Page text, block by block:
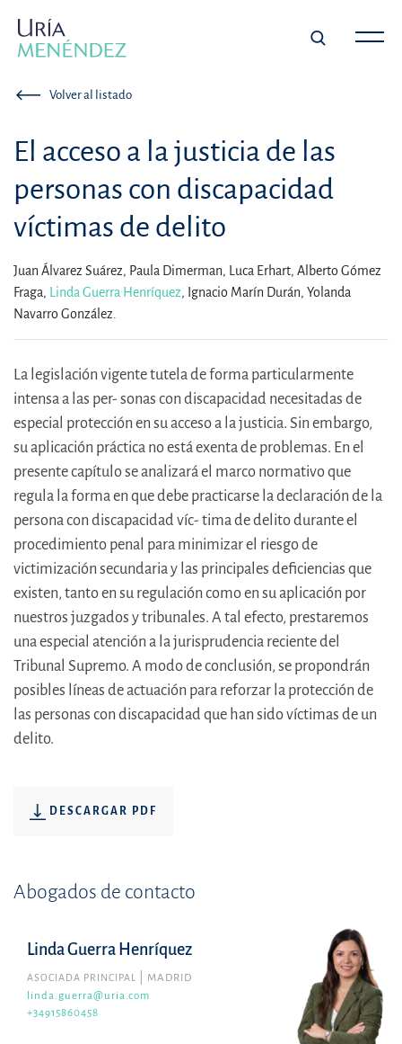
Volver al listado
El acceso a la justicia de las
personas con discapacidad
víctimas de delito
Juan Álvarez Suárez, Paula Dimerman, Luca Erhart, Alberto Gómez
Fraga, Linda Guerra Henríquez, Ignacio Marín Durán, Yolanda
Navarro González.
La legislación vigente tutela de forma particularmente
intensa a las per- sonas con discapacidad necesitadas de
especial protección en su acceso a la justicia. Sin embargo,
su aplicación práctica no está exenta de problemas. En el
presente capítulo se analizará el marco normativo que
regula la forma en que debe practicarse la declaración de la
persona con discapacidad víc- tima de delito durante el
procedimiento penal para minimizar el riesgo de
victimización secundaria y las principales deficiencias que
existen, tanto en su regulación como en su aplicación por
nuestros juzgados y tribunales. A tal efecto, prestaremos
una especial atención a la jurisprudencia reciente del
Tribunal Supremo. A modo de conclusión, se propondrán
posibles líneas de actuación para reforzar la protección de
las personas con discapacidad que han sido víctimas de un
delito.
DESCARGAR PDF
Abogados de contacto
Linda Guerra Henríquez
ASOCIADA PRINCIPAL
MADRID
linda.guerra@uria.com
+34915860458